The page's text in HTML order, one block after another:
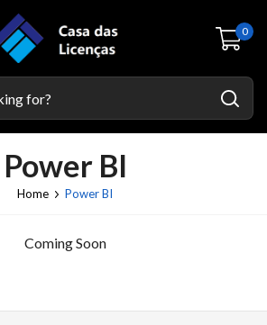
0
Power BI
Home Power BI
Coming Soon